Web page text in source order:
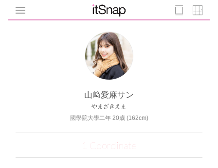
山﨑愛麻サン
やまざきえま
國學院大學二年 20歳 (162cm)
1 Coordinate